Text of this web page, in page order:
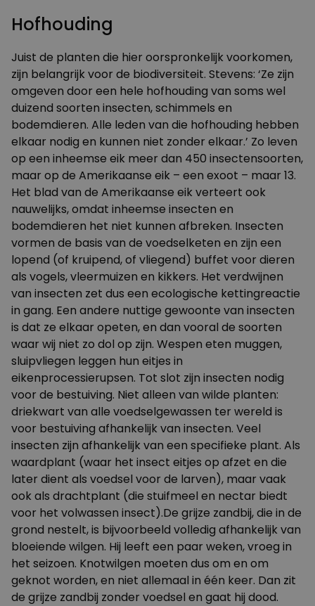
Hofhouding
Juist de planten die hier oorspronkelijk voorkomen,
zijn belangrijk voor de biodiversiteit. Stevens: ‘Ze zijn
omgeven door een hele hofhouding van soms wel
duizend soorten insecten, schimmels en
bodemdieren. Alle leden van die hofhouding hebben
elkaar nodig en kunnen niet zonder elkaar.’ Zo leven
op een inheemse eik meer dan 450 insectensoorten,
maar op de Amerikaanse eik – een exoot – maar 13.
Het blad van de Amerikaanse eik verteert ook
nauwelijks, omdat inheemse insecten en
bodemdieren het niet kunnen afbreken. Insecten
vormen de basis van de voedselketen en zijn een
lopend (of kruipend, of vliegend) buffet voor dieren
als vogels, vleermuizen en kikkers. Het verdwijnen
van insecten zet dus een ecologische kettingreactie
in gang. Een andere nuttige gewoonte van insecten
is dat ze elkaar opeten, en dan vooral de soorten
waar wij niet zo dol op zijn. Wespen eten muggen,
sluipvliegen leggen hun eitjes in
eikenprocessierupsen. Tot slot zijn insecten nodig
voor de bestuiving. Niet alleen van wilde planten:
driekwart van alle voedselgewassen ter wereld is
voor bestuiving afhankelijk van insecten. Veel
insecten zijn afhankelijk van een specifieke plant. Als
waardplant (waar het insect eitjes op afzet en die
later dient als voedsel voor de larven), maar vaak
ook als drachtplant (die stuifmeel en nectar biedt
voor het volwassen insect).De grijze zandbij, die in de
grond nestelt, is bijvoorbeeld volledig afhankelijk van
bloeiende wilgen. Hij leeft een paar weken, vroeg in
het seizoen. Knotwilgen moeten dus om en om
geknot worden, en niet allemaal in één keer. Dan zit
de grijze zandbij zonder voedsel en gaat hij dood.